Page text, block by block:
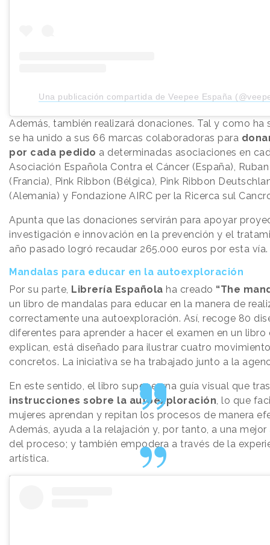
Una publicación compartida de Veepee España
Además, también realizará donaciones. Tal y como ha
se ha unido a sus 66 marcas colaboradoras para
por cada pedido a determinadas asociaciones en
Asociación Española Contra el Cáncer (España),
(Francia), Pink Ribbon (Bélgica), Pink Ribbon
(Alemania) y Fondazione AIRC per la Ricerca sul
Apunta que las donaciones servirán para apoyar
investigación e innovación en la prevención y el
año pasado logró recaudar 265.000 euros por esta vía.
Mandalas para educar en la autoexploración
Por su parte, Librería Española ha creado “The
un libro de mandalas para educar en la manera de
correctamente una autoexploración. Así, recoge 80
diferentes para aprender a hacer el examen en un libro
explican, está diseñado para ilustrar cuatro
concretos. La iniciativa se ha trabajado junto a la
En este sentido, el libro supone una guía visual que
instrucciones sobre la autoexploración, lo que
mujeres aprendan y repitan los procesos de manera
Además, ayuda a la relajación y, por tanto, a una
del proceso; y también empodera a través de la
artística.